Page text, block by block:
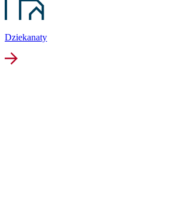
Dziekanaty